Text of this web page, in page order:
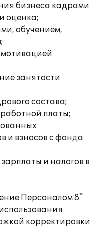
бизнеса кадрами
оценка;
обучением,
занятости
состава;
платы;
и взносов с фонда
и налогов в
Персоналом 8"
корректировки